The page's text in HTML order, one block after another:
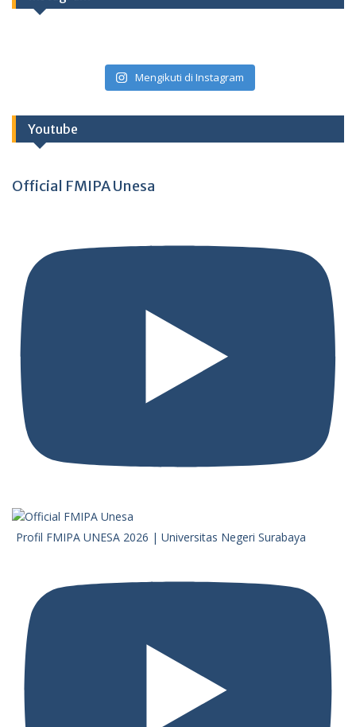
Mengikuti di Instagram
Youtube
Official FMIPA Unesa
Profil FMIPA UNESA 2026 | Universitas Negeri Surabaya